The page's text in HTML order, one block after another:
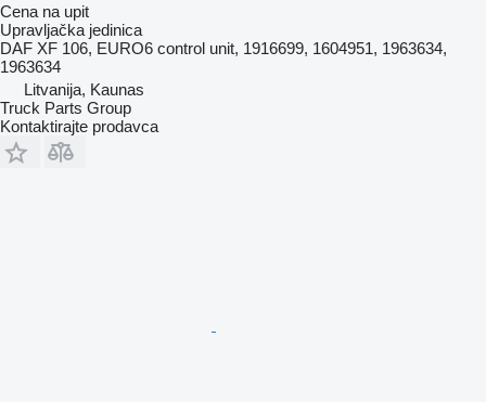
Cena na upit
Upravljačka jedinica
DAF XF 106, EURO6 control unit, 1916699, 1604951, 1963634,
1963634
Litvanija, Kaunas
Truck Parts Group
Kontaktirajte prodavca